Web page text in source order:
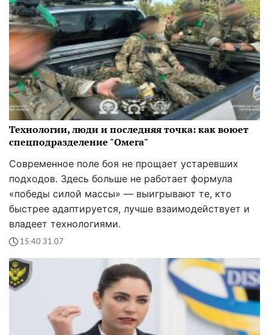
Технологии, люди и последняя точка: как воюет
спецподразделение "Омега"
Современное поле боя не прощает устаревших
подходов. Здесь больше не работает формула
«победы силой массы» — выигрывают те, кто
быстрее адаптируется, лучше взаимодействует и
владеет технологиями.
15:40 31.07